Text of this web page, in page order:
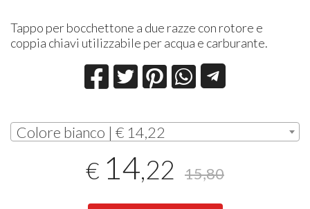
Tappo per bocchettone a due razze con rotore e
coppia chiavi utilizzabile per acqua e carburante.
Colore bianco | € 14,22
€ 14,22 15,80